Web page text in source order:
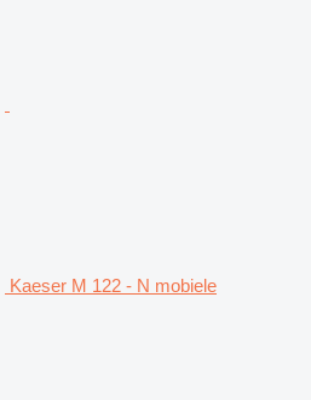
Kaeser M 122 - N mobiele